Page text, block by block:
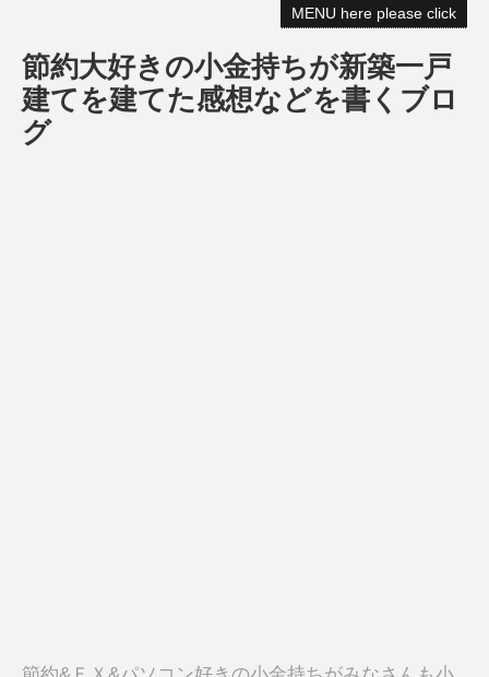
MENU here please click
節約大好きの小金持ちが新築一戸
建てを建てた感想などを書くブロ
グ